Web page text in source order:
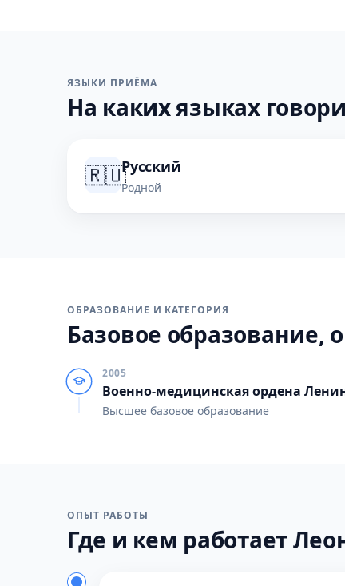
ЯЗЫКИ ПРИЁМА
На каких языках
🇷🇺Русский
Родной
ОБРАЗОВАНИЕ И КАТЕГОРИЯ
Базовое образование,
2005
Военно-медицинская ордена
Высшее базовое образование
ОПЫТ РАБОТЫ
Где и кем работает